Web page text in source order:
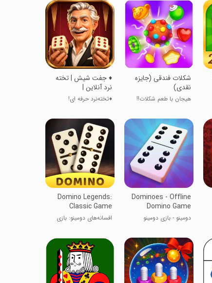
‏‏شکلات فندقی (جایزه
نقدی)
هیجان با طعم شکلات!!
‏‏♦️ جفت شیش | تخته
نرد آنلاین |
Backgammon
♦️تخته‌نرد حرفه ای!
Dominoes - Offline
Domino Game
دومینو - بازی دومینو
Domino Legends:
Classic Game
افسانه‌های دومینو: بازی